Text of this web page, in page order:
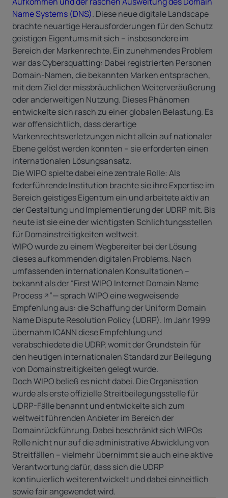
Name Systems (DNS). Diese neue digitale Landscape
brachte neuartige Herausforderungen für den Schutz
geistigen Eigentums mit sich – insbesondere im
Bereich der Markenrechte. Ein zunehmendes Problem
war das Cybersquatting: Dabei registrierten Personen
Domain-Namen, die bekannten Marken entsprachen,
mit dem Ziel der missbräuchlichen Weiterveräußerung
oder anderweitigen Nutzung. Dieses Phänomen
entwickelte sich rasch zu einer globalen Belastung. Es
war offensichtlich, dass derartige
Markenrechtsverletzungen nicht allein auf nationaler
Ebene gelöst werden konnten – sie erforderten einen
internationalen Lösungsansatz.
Die WIPO spielte dabei eine zentrale Rolle: Als
federführende Institution brachte sie ihre Expertise im
Bereich geistiges Eigentum ein und arbeitete aktiv an
der Gestaltung und Implementierung der UDRP mit. Bis
heute ist sie eine der wichtigsten Schlichtungsstellen
für Domainstreitigkeiten weltweit.
WIPOwurde zu einem Wegbereiter bei der Lösung
dieses aufkommenden digitalen Problems. Nach
umfassenden internationalen Konsultationen –
bekannt als der“First WIPO Internet Domain Name
Process
”—sprach WIPO eine wegweisende
Empfehlung aus: die Schaffung der Uniform Domain
Name Dispute Resolution Policy (UDRP). Im Jahr 1999
übernahm ICANN diese Empfehlung und
verabschiedete die UDRP, womit der Grundstein für
den heutigen internationalen Standard zur Beilegung
von Domainstreitigkeiten gelegt wurde.
Doch WIPO beließ es nicht dabei. Die Organisation
wurde als erste offizielle Streitbeilegungsstelle für
UDRP-Fälle benannt und entwickelte sich zum
weltweit führenden Anbieter im Bereich der
Domainrückführung. Dabei beschränkt sich WIPOs
Rolle nicht nur auf die administrative Abwicklung von
Streitfällen – vielmehr übernimmt sie auch eine aktive
Verantwortung dafür, dass sich die UDRP
kontinuierlich weiterentwickelt und dabei einheitlich
sowie fair angewendet wird.